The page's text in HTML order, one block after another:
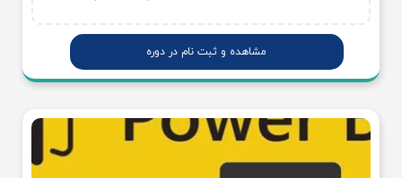
مشاهده و ثبت نام در دوره